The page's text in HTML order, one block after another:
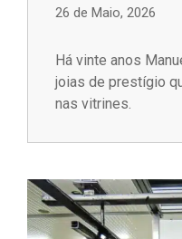
26 de Maio, 2026
Há vinte anos
joias de prestígio
nas vitrines.